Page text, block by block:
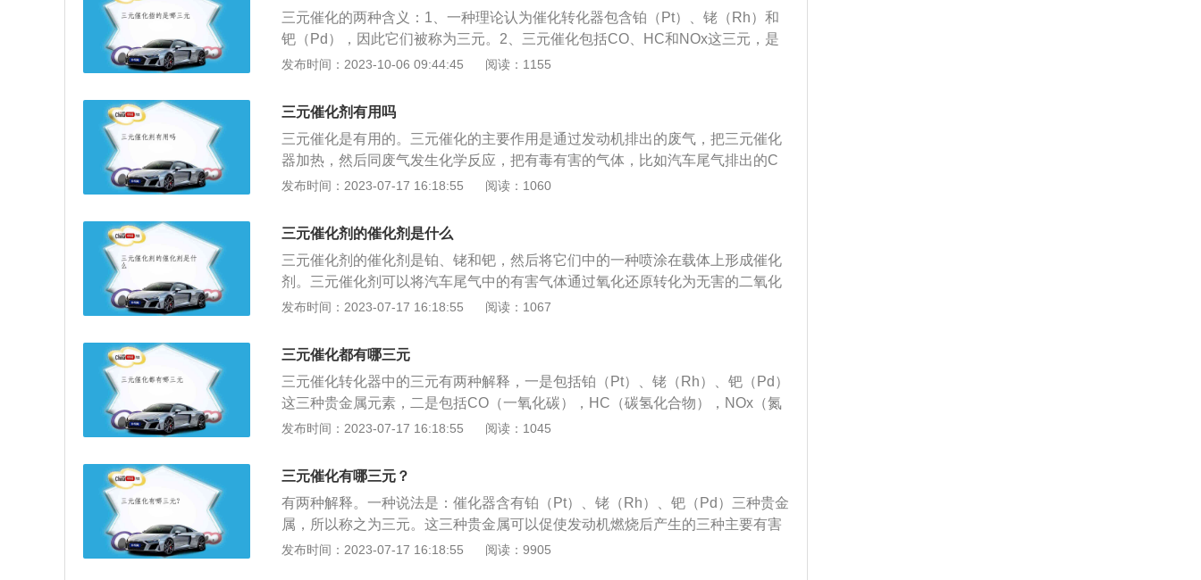
三元催化的两种含义：1、一种理论认为催化转化器包含铂（Pt）、铑（Rh）和
钯（Pd），因此它们被称为三元。2、三元催化包括CO、HC和NOx这三元，是
指将汽车尾气排出的CO、HC和NOx等有害气体通过氧化和还原作用转变为无害
一块多孔陶瓷材料，安装在特制的排气管当中。三元催化反应器类似消声器，它
的外面用双层不锈薄钢板制成筒形，在双层薄板夹层中装有绝热材料-石棉纤维
毡，内部在网状隔板中间装有净化剂，净化剂由载体和催化剂组成，载体一般由
三氧化二铝制成，其形状有球形、多棱体形和网状隔板等，净化剂实际上是起催
化作用的，也称为催化剂，催化剂用的是金属铂、铑、钯，将其中一种喷涂在载
发布时间：2023-10-06 09:44:45 阅读：1155
三元催化剂有用吗
三元催化是有用的。三元催化的主要作用是通过发动机排出的废气，把三元催化
器加热，然后同废气发生化学反应，把有毒有害的气体，比如汽车尾气排出的C
O、HC和NOx，转换成水或者二氧化碳等其他无公害的废气。使用三元催化清洗
剂，以及使用正确的清理方式。因为如果使用劣质的不合格的清洗剂或者是错误
的清理方式，是会对车子的三元催化器和氧传感器造成伤害的。三元催化器堵塞
会造成以下影响，因此需要去维修店清洁三元催化器：1、尾气排放超标，三元
催化器堵塞，CO、HC和NOx等有害气体都直接排放。2、油耗增加，三元催化
器堵塞会影响氧传感器的正常工作，也就影响到发动机接收的氧传感器信号的准
畅、动力下降，这个在涡轮增压车型上更为明显，三元催化器堵塞后，当需要高
压排气的时候，由于堵塞导致排气不畅，从而影响进气量，进而导致发动机功率
下降，然后导致动力下降、加油无力.4、发动机抖动、故障灯亮、经常熄火，三
力超过发动机排出的压力值反冲至燃烧室就会使发动机抖动、喘气直至熄火.5、
高温气体聚集，导致三元催化器、排气管不断升温，当温度上升到邻近部件的着
火点或者有相对容易点着的物体触碰到烧红的排气管，很容易自燃。
发布时间：2023-07-17 16:18:55 阅读：1060
三元催化剂的催化剂是什么
三元催化剂的催化剂是铂、铑和钯，然后将它们中的一种喷涂在载体上形成催化
剂。三元催化剂可以将汽车尾气中的有害气体通过氧化还原转化为无害的二氧化
碳、水和氮气。主要使用在汽车三元催化上，帮助汽车减少有害气体排放。工作
器中的净化剂时，增强了三种气体的活性，进行氧化----还原化学反应。其中CO
在高温下氧化成无色、无毒的二氧化碳（CO2）气体。HC化合物在高温下氧化
成水（H2O）和CO2。NOx还原成氨气（N2）和（O2）。三种有害气体变成无
害气体，使排气得以净化。三元催化器及其催化剂大多为铂、钯、铑等稀有金属
制成，价格昂贵。清洗原因：由于燃油中含有硫、磷等有害物质，燃烧后会在氧
惯，或者长期行驶在拥堵路面，发动机经常处于不完全燃烧状态，会在氧传感器
和三元催化器内形成积炭。正是由于诸多因素，造成氧传感器和三元催化器中毒
失效、三元催化器堵塞以及EGR阀被沉积物阻塞卡滞等故障，造成发动机工作不
是有必要的。另外，三元催化器主要载体是由贵重金属构成，价格十分昂贵，养
发布时间：2023-07-17 16:18:55 阅读：1067
三元催化都有哪三元
三元催化转化器中的三元有两种解释，一是包括铂（Pt）、铑（Rh）、钯（Pd）
这三种贵金属元素，二是包括CO（一氧化碳），HC（碳氢化合物），NOx（氮
氧化物)这三种有害气体。三种贵金属元素可以使发动机燃烧产生的三种有害气体
当高温的汽车尾气通过净化装置时，三元催化器中的净化剂将增强CO、HC和NO
x三种气体的活性，促使其进行一定的氧化还原化学反应，其中CO在高温下氧化
成为无色、无毒的二氧化碳气体，HC化合物在高温下氧化成水（H20）和二氧化
碳，NOx还原成氮气和氧气，三种有害气体变成无害气体，使汽车尾气得以净
化。
发布时间：2023-07-17 16:18:55 阅读：1045
三元催化有哪三元？
有两种解释。一种说法是：催化器含有铂（Pt）、铑（Rh）、钯（Pd）三种贵金
属，所以称之为三元。这三种贵金属可以促使发动机燃烧后产生的三种主要有害
气体相互发生反应，最终生成无害的二氧化碳、二氧化氮、水。另一种说法是因
发布时间：2023-07-17 16:18:55 阅读：9905